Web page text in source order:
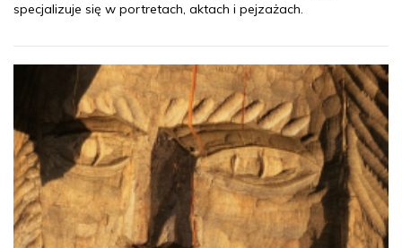
specjalizuje się w portretach, aktach i pejzażach.